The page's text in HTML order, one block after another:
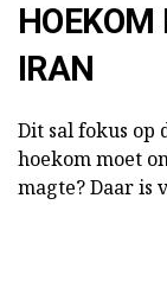
HOEKOM
IRAN
Dit sal fokus op
hoekom moet
magte? Daar is